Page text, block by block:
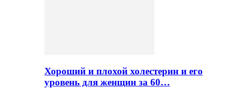
Хороший и плохой холестерин и его
уровень для женщин за 60…